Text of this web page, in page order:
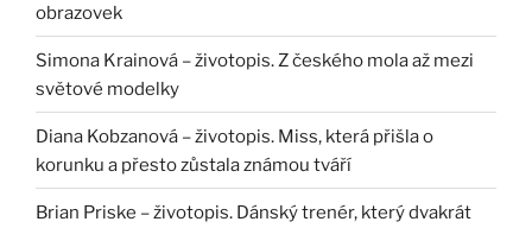
obrazovek
Simona Krainová – životopis. Z českého mola až mezi
světové modelky
Diana Kobzanová – životopis. Miss, která přišla o
korunku a přesto zůstala známou tváří
Brian Priske – životopis. Dánský trenér, který dvakrát